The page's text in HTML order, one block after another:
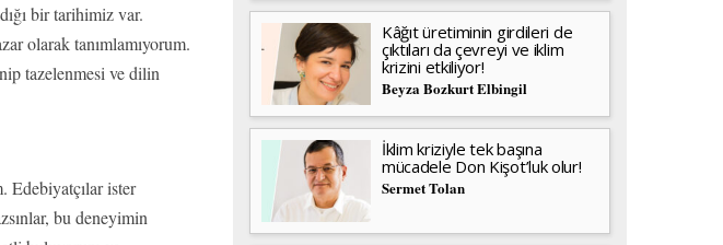
bir tarihimiz var.
olarak tanımlamıyorum.
tazelenmesi ve dilin
Edebiyatçılar ister
bu deneyimin
Kâğıt üretiminin girdileri de
çıktıları da çevreyi ve iklim
krizini etkiliyor!
Beyza Bozkurt Elbingil
İklim kriziyle tek başına
mücadele Don Kişot’luk olur!
Sermet Tolan